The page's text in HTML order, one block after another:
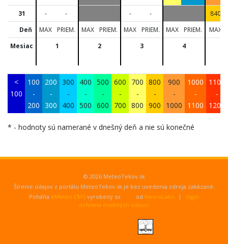
31
- - - -
840
Deň
MAX PRIEM. MAX PRIEM. MAX PRIEM. MAX PRIEM. MAX
Mesiac
1 2 3 4
<
100
100
-
200
200
-
300
300
-
400
400
-
500
500
-
600
600
-
700
700
-
800
800
-
900
900
-
1000
1000
-
1100
1100
-
1200
* - hodnoty sú namerané v dnešný deň a nie sú konečné
© 2026 MeteoTekov.sk
Šírenie údajov z portálu MeteoTekov.sk je bez uvedenia zdroja zakázané.
Poháňa eMeteo CMS vyrobený so od NeuroLabs |
login
ochrana osobných údajov